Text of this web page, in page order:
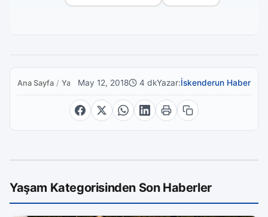
Ana Sayfa / YaşamMay 12, 2018 4 dkYazar:İskenderun Haber
Yaşam Kategorisinden Son Haberler